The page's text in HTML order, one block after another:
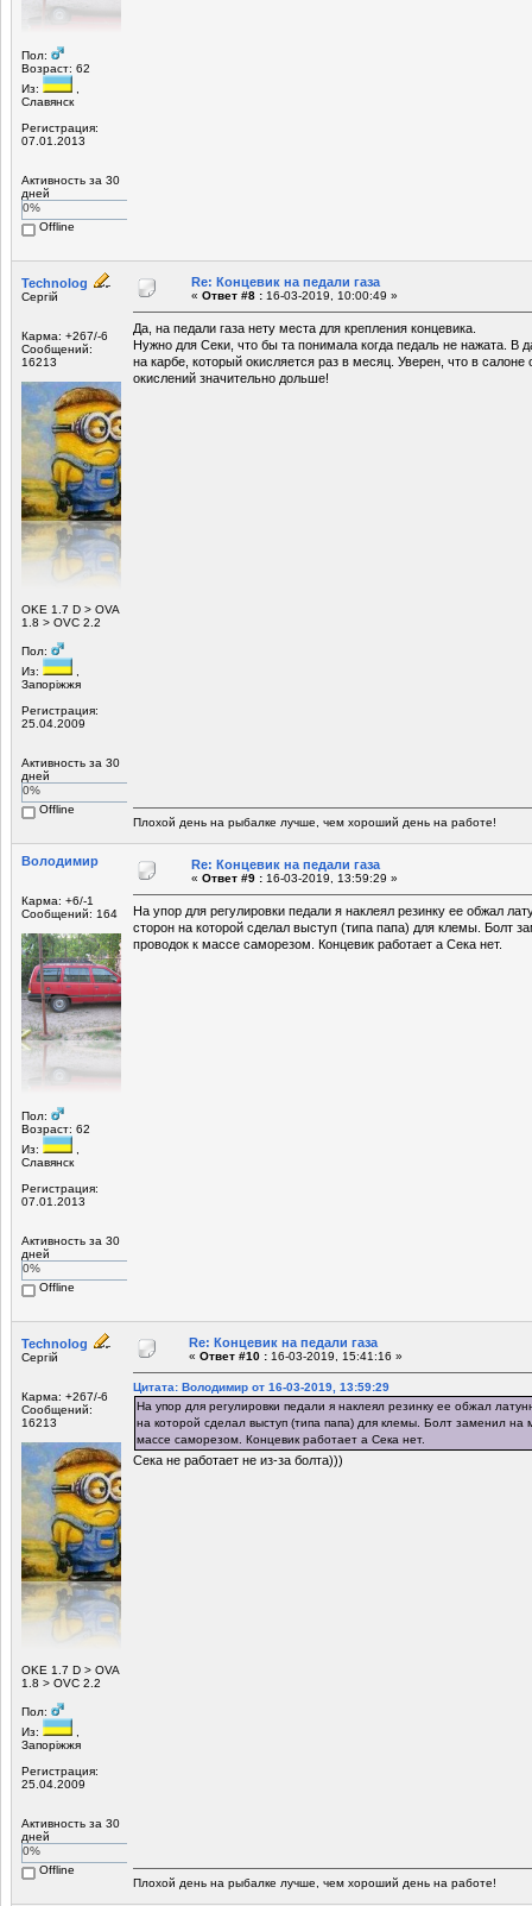
Пол:
Возраст: 62
Из:
Славянск
Регистрация:
07.01.2013
Активность за 30
дней
0%
Offline
Technolog
Сергій
Карма: +267/-6
Сообщений:
16213
ОKE 1.7 D > OVA
1.8 > OVC 2.2
Пол:
Из:
Запоріжжя
Регистрация:
25.04.2009
Активность за 30
дней
0%
Offline
Re: Концевик на педали газа
« Ответ #8 : 16-03-2019, 10:00:49 »
Да, на педали газа нету места для крепления концевика.
Нужно для Секи, что бы та понимала когда педаль не нажата. В
на карбе, который окисляется раз в месяц. Уверен, что в салоне
окислений значительно дольше!
Плохой день на рыбалке лучше, чем хороший день на работе!
Володимир
Карма: +6/-1
Сообщений: 164
Пол:
Возраст: 62
Из:
Славянск
Регистрация:
07.01.2013
Активность за 30
дней
0%
Offline
Re: Концевик на педали газа
« Ответ #9 : 16-03-2019, 13:59:29 »
На упор для регулировки педали я наклеял резинку ее обжал
сторон на которой сделал выступ (типа папа) для клемы. Болт
проводок к массе саморезом. Концевик работает а Сека нет.
Technolog
Сергій
Карма: +267/-6
Сообщений:
16213
ОKE 1.7 D > OVA
1.8 > OVC 2.2
Пол:
Из:
Запоріжжя
Регистрация:
25.04.2009
Активность за 30
дней
0%
Offline
Re: Концевик на педали газа
« Ответ #10 : 16-03-2019, 15:41:16 »
Цитата: Володимир от 16-03-2019, 13:59:29
На упор для регулировки педали я наклеял резинку ее обжал
на которой сделал выступ (типа папа) для клемы. Болт заменил на
массе саморезом. Концевик работает а Сека нет.
Сека не работает не из-за болта)))
Плохой день на рыбалке лучше, чем хороший день на работе!